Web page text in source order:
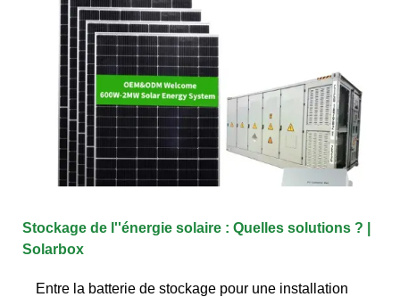
Stockage de l''énergie solaire : Quelles solutions ? |
Solarbox
Entre la batterie de stockage pour une installation